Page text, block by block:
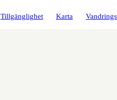
Tillgänglighet Karta